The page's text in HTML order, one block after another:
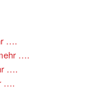
….
….
….
….